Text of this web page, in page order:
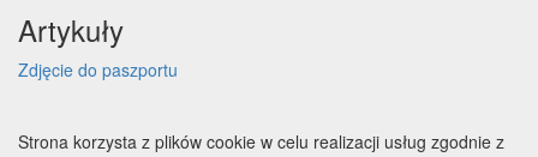
Artykuły
Zdjęcie do paszportu
Strona korzysta z plików cookie w celu realizacji usług zgodnie z